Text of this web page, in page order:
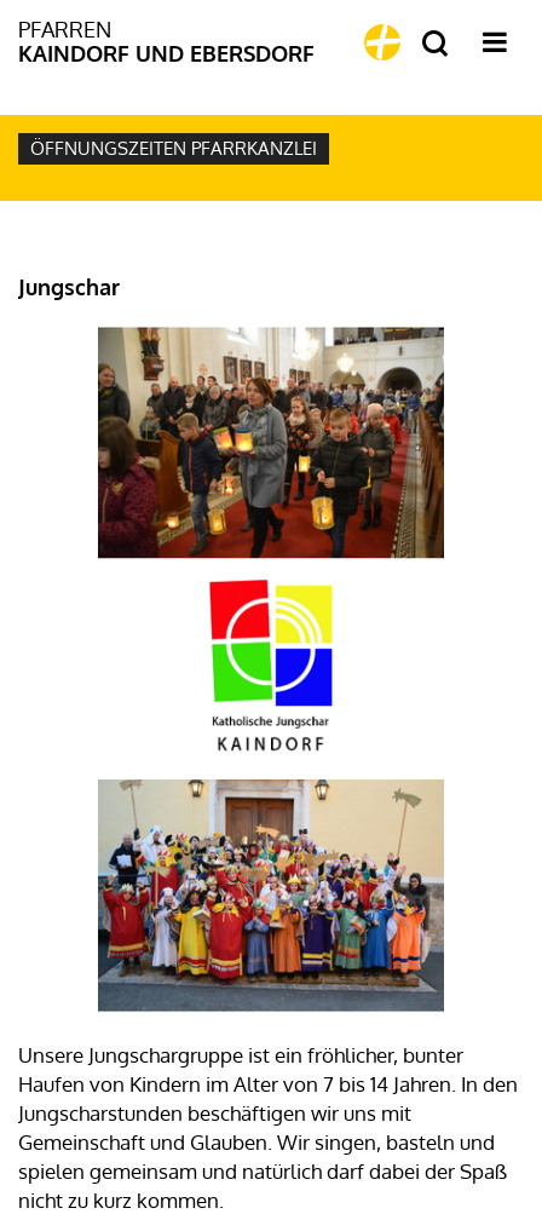
PFARREN
KAINDORF UND EBERSDORF
ÖFFNUNGSZEITEN PFARRKANZLEI
Jungschar
Unsere Jungschargruppe ist ein fröhlicher, bunter
Haufen von Kindern im Alter von 7 bis 14 Jahren. In den
Jungscharstunden beschäftigen wir uns mit
Gemeinschaft und Glauben. Wir singen, basteln und
spielen gemeinsam und natürlich darf dabei der Spaß
nicht zu kurz kommen.